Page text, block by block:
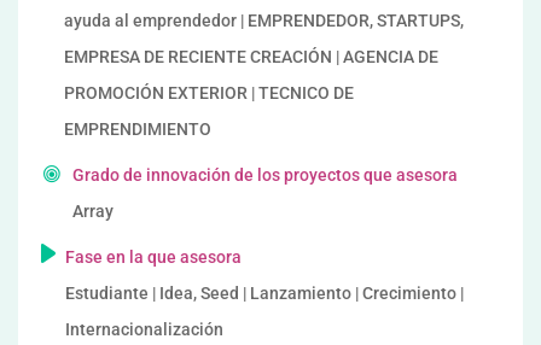
ayuda al emprendedor | EMPRENDEDOR, STARTUPS,
EMPRESA DE RECIENTE CREACIÓN | AGENCIA DE
PROMOCIÓN EXTERIOR | TECNICO DE
EMPRENDIMIENTO
Grado de innovación de los proyectos que asesora
Array
Fase en la que asesora
Estudiante | Idea, Seed | Lanzamiento | Crecimiento |
Internacionalización